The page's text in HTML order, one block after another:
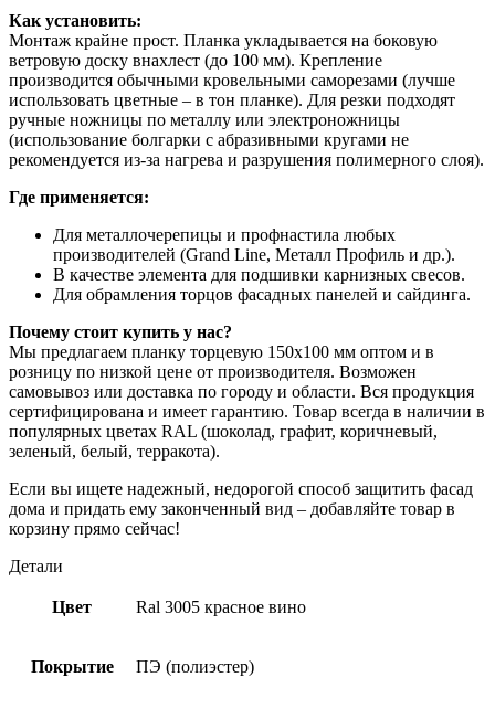
Как установить:
Монтаж крайне прост. Планка укладывается на боковую
ветровую доску внахлест (до 100 мм). Крепление
производится обычными кровельными саморезами (лучше
использовать цветные – в тон планке). Для резки подходят
ручные ножницы по металлу или электроножницы
(использование болгарки с абразивными кругами не
рекомендуется из-за нагрева и разрушения полимерного слоя).
Где применяется:
Для металлочерепицы и профнастила любых
производителей (Grand Line, Металл Профиль и др.).
В качестве элемента для подшивки карнизных свесов.
Для обрамления торцов фасадных панелей и сайдинга.
Почему стоит купить у нас?
Мы предлагаем планку торцевую 150х100 мм оптом и в
розницу по низкой цене от производителя. Возможен
самовывоз или доставка по городу и области. Вся продукция
сертифицирована и имеет гарантию. Товар всегда в наличии в
популярных цветах RAL (шоколад, графит, коричневый,
зеленый, белый, терракота).
Если вы ищете надежный, недорогой способ защитить фасад
дома и придать ему законченный вид – добавляйте товар в
корзину прямо сейчас!
Детали
Цвет Ral 3005 красное вино
Покрытие ПЭ (полиэстер)